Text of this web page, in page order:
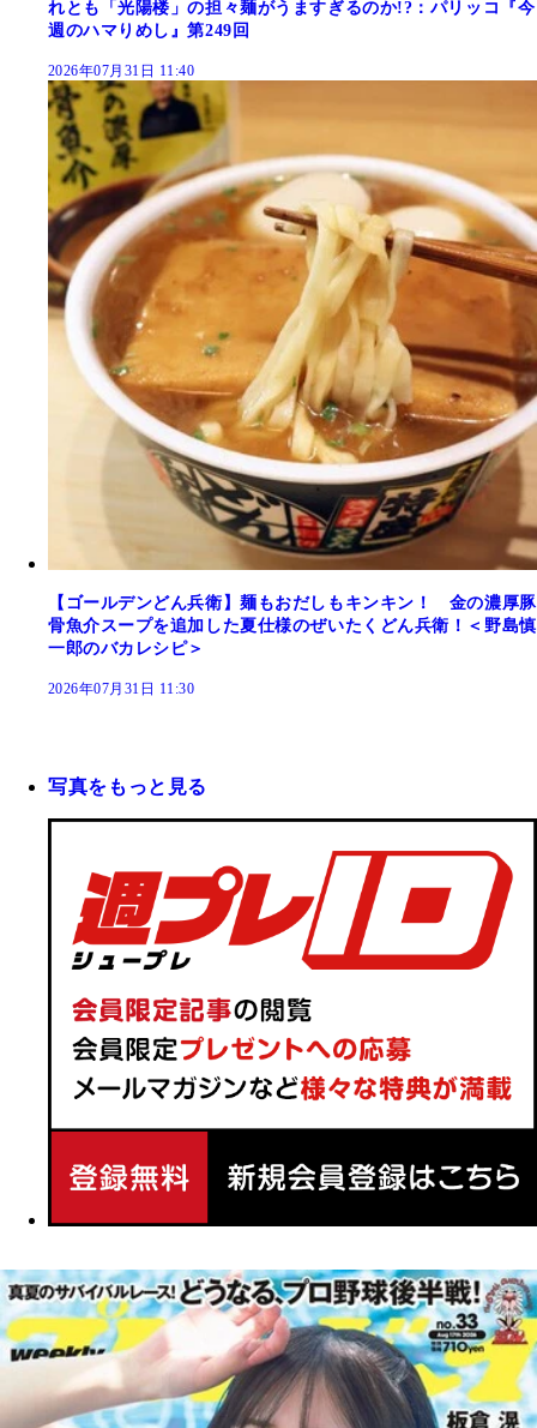
れとも「光陽楼」の担々麺がうますぎるのか!?：パリッコ『今
週のハマりめし』第249回
2026年07月31日 11:40
【ゴールデンどん兵衛】麺もおだしもキンキン！ 金の濃厚豚
骨魚介スープを追加した夏仕様のぜいたくどん兵衛！＜野島慎
一郎のバカレシピ＞
2026年07月31日 11:30
写真をもっと見る